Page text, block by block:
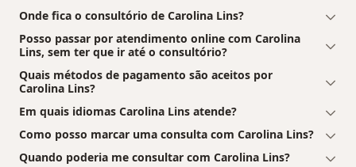
Onde fica o consultório de Carolina Lins?
Posso passar por atendimento online com Carolina
Lins, sem ter que ir até o consultório?
Quais métodos de pagamento são aceitos por
Carolina Lins?
Em quais idiomas Carolina Lins atende?
Como posso marcar uma consulta com Carolina Lins?
Quando poderia me consultar com Carolina Lins?